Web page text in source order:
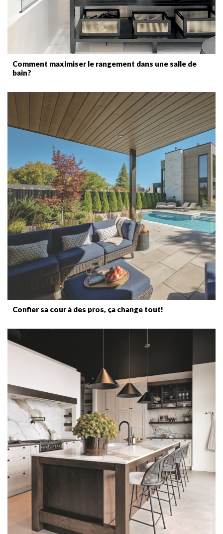
Comment maximiser le rangement dans une salle de
bain?
Confier sa cour à des pros, ça change tout!